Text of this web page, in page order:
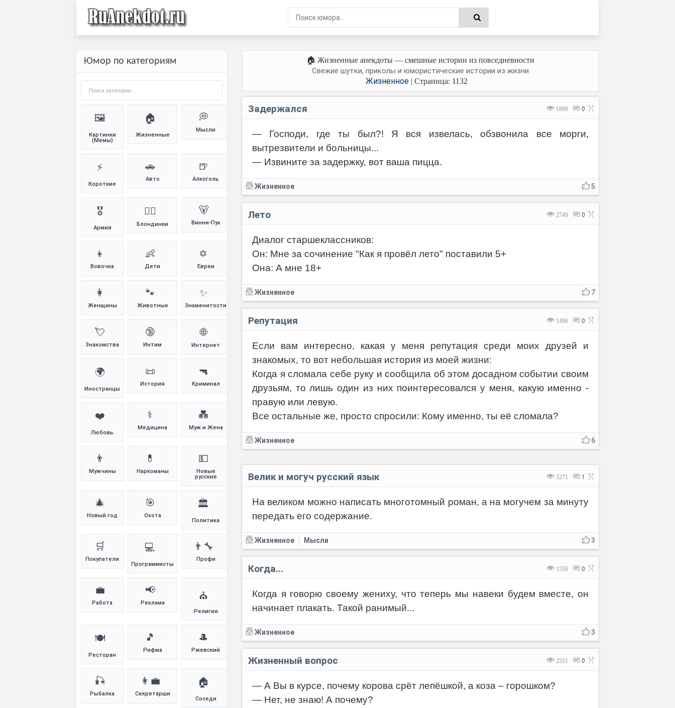
🏠 Жизненные анекдоты — смешные истории из повседневности
Свежие шутки, приколы и юмористические истории из жизни
Жизненное | Страница: 1132
1899 0
Задержался
— Господи, где ты был?! Я вся извелась, обзвонила все морги,
вытрезвители и больницы...
— Извините за задержку, вот ваша пицца.
5
Жизненное
2749 0
Лето
Диалог старшеклассников:
Он: Мне за сочинение "Как я провёл лето" поставили 5+
Она: А мне 18+
7
Жизненное
1496 0
Репутация
Если вам интересно, какая у меня репутация среди моих друзей и
знакомых, то вот небольшая история из моей жизни:
Когда я сломала себе руку и сообщила об этом досадном событии своим
друзьям, то лишь один из них поинтересовался у меня, какую именно -
правую или левую.
Все остальные же, просто спросили: Кому именно, ты её сломала?
6
Жизненное
5271 1
Велик и могуч русский язык
На великом можно написать многотомный роман, а на могучем за минуту
передать его содержание.
3
Жизненное Мысли
1559 0
Когда...
Когда я говорю своему жениху, что теперь мы навеки будем вместе, он
начинает плакать. Такой ранимый...
3
Жизненное
2551 0
Жизненный вопрос
— А Вы в курсе, почему корова срёт лепёшкой, а коза – горошком?
— Нет, не знаю! А почему?
Юмор по категориям
🖼️
Картинки
(Мемы)
🏠
Жизненные
💭
Мысли
⚡
Короткие
🚗
Авто
🍺
Алкоголь
🎖️
Армия
👱‍♀️
Блондинки
🐻
Винни-Пух
👦
Вовочка
👶
Дети
✡️
Евреи
👩
Женщины
🐾
Животные
✨
Знаменитости
💘
Знакомства
🔞
Интим
🌐
Интернет
🌍
Иностранцы
📜
История
🔫
Криминал
❤️
Любовь
⚕️
Медицина
💑
Муж и Жена
👨
Мужчины
💊
Наркоманы
💵
Новые
русские
🎄
Новый год
🎯
Охота
🏛️
Политика
🛒
Покупатели
💻
Программисты
👨‍🔧
Профи
💼
Работа
📢
Реклама
⛪
Религия
🍽️
Ресторан
🎵
Рифма
🎩
Ржевский
🎣
Рыбалка
👩‍💼
Секретарши
🏠
Соседи